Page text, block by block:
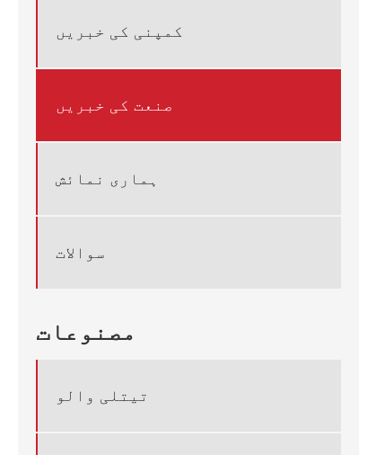
کمپنی کی خبریں
صنعت کی خبریں
ہماری نمائش
سوالات
مصنوعات
تیتلی والو